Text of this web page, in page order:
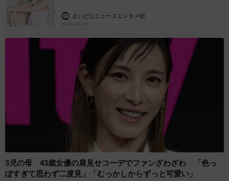
まいどなニュースエンタメ部
2026.08.07
3児の母 43歳女優の肩見せコーデでファンざわざわ 「色っ
ぽすぎて思わず二度見」「むっかしからずっと可愛い」